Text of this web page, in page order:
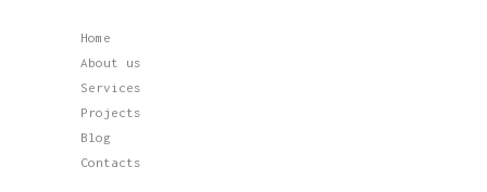
Home
About us
Services
Projects
Blog
Contacts